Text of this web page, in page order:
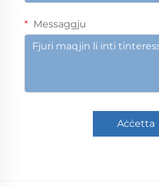
Messaggju
Aċċetta